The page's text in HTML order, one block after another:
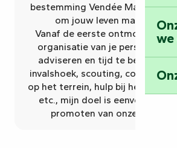
we
bestemming Vendée Marais
om jouw leven makkelijker
Vanaf de eerste ontmoeting
organisatie van je persreis ben
adviseren en tijd te besparen.
invalshoek, scouting,
op het terrein, hulp bij het
etc., mijn doel is eenvoudig: u
promoten van onze regio in